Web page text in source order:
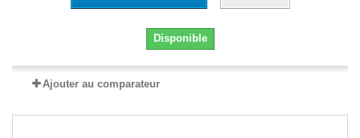
Disponible
Ajouter au comparateur